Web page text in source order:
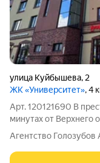
улица Куйбышева, 2
ЖК «Университет», 4
Арт. 120121690 В
минутах от Верхнего
на улице Куйбышева.
комплекса
города, на Верхнее
Агентство Голозубов